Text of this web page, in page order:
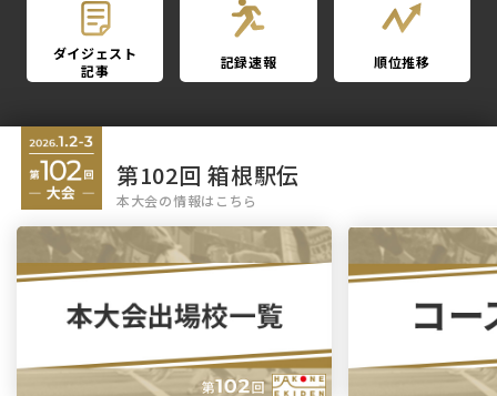
ダイジェスト
記事
記録速報 順位推移
第102回 箱根駅伝
本大会の情報はこちら